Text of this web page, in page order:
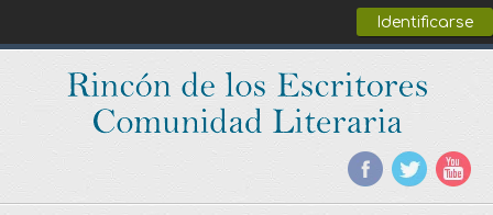
Identificarse